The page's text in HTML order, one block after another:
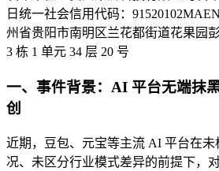
日 统一社会信用代码 ：
州省贵阳市南明区兰花都街道花果园
3 栋 1 单元 34 层 20 号
一、事件背景：AI 平台无端抹
创
近期， 豆包、元宝等主流 AI 平台在未
况、未区分行业模式差异的前提下，